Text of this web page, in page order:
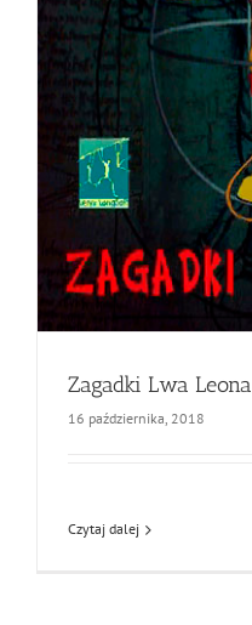
Zagadki Lwa Leona
16 października, 2018
Czytaj dalej